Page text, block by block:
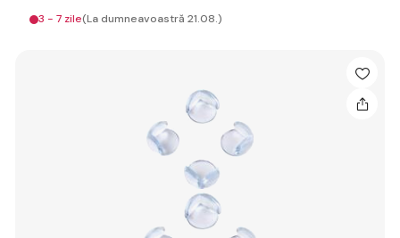
3 - 7 zile(La dumneavoastră 21.08.)